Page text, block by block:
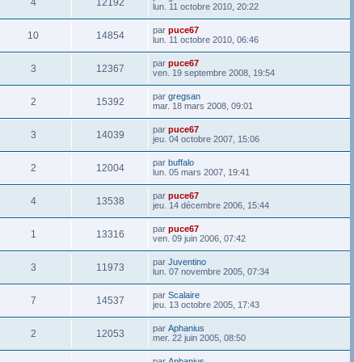
lun. 11 octobre 2010, 20:22
10 14854 par puce67
lun. 11 octobre 2010, 06:46
3 12367 par puce67
ven. 19 septembre 2008, 19:54
2 15392 par gregsan
mar. 18 mars 2008, 09:01
3 14039 par puce67
jeu. 04 octobre 2007, 15:06
2 12004 par buffalo
lun. 05 mars 2007, 19:41
4 13538 par puce67
jeu. 14 décembre 2006, 15:44
1 13316 par puce67
ven. 09 juin 2006, 07:42
3 11973 par Juventino
lun. 07 novembre 2005, 07:34
7 14537 par Scalaire
jeu. 13 octobre 2005, 17:43
2 12053 par Aphanius
mer. 22 juin 2005, 08:50